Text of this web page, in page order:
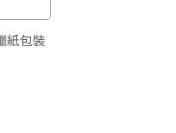
蠟紙包裝